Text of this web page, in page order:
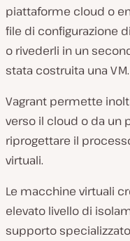
piattaforme cloud o
file di configurazione
o rivederli in un
stata costruita una VM.
Vagrant permette
verso il cloud o da un
riprogettare il
virtuali.
Le macchine virtuali
elevato livello di
supporto